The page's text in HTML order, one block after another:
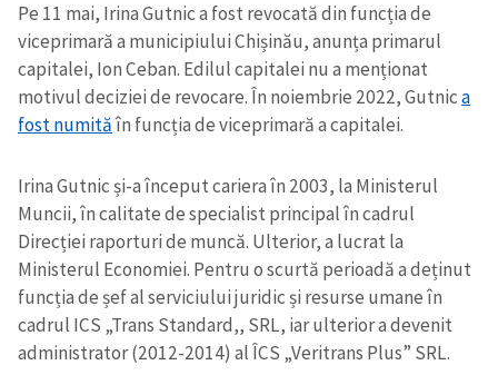
Pe 11 mai, Irina Gutnic a fost revocată din funcția de
viceprimară a municipiului Chișinău, anunța primarul
capitalei, Ion Ceban. Edilul capitalei nu a menționat
motivul deciziei de revocare. În noiembrie 2022, Gutnica
fost numităîn funcția de viceprimară a capitalei.
Irina Gutnic și-a început cariera în 2003, la Ministerul
Muncii, în calitate de specialist principal în cadrul
Direcției raporturi de muncă. Ulterior, a lucrat la
Ministerul Economiei. Pentru o scurtă perioadă a deținut
funcția de șef al serviciului juridic și resurse umane în
cadrul ICS „Trans Standard,, SRL, iar ulterior a devenit
administrator (2012-2014) al ÎCS „Veritrans Plus” SRL.